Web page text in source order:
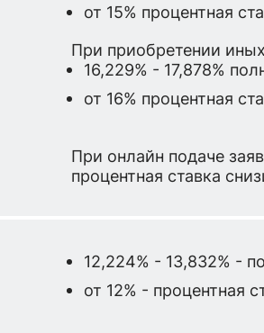
от 15% процентная
При приобретении
16,229% - 17,878%
от 16% процентная
При онлайн подаче
процентная ставка
12,224% - 13,832% -
от 12% - процентная